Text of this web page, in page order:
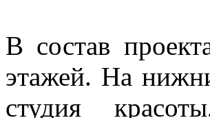
В состав
этажей. На
студия